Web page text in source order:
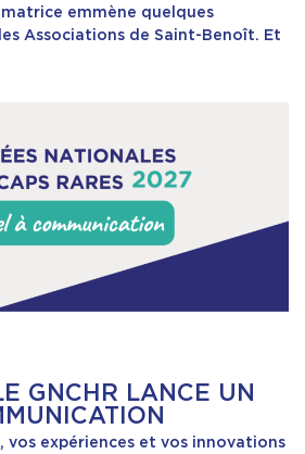
emmène quelques
Associations de Saint-Benoît. Et
GNCHR LANCE UN
vos expériences et vos innovations